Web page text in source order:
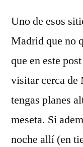
Uno de esos
Madrid que no
que en este
visitar cerca de
tengas planes
meseta. Si
noche allí (en